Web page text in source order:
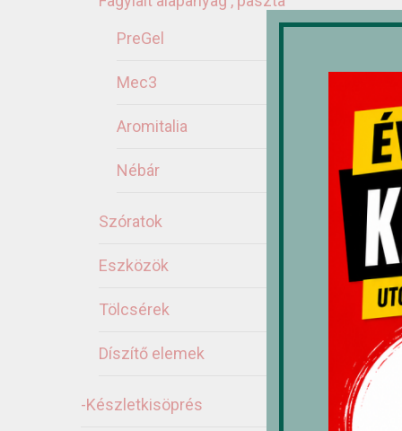
PreGel
Mec3
Aromitalia
Nébár
Szóratok
Eszközök
Tölcsérek
Díszítő elemek
-Készletkisöprés